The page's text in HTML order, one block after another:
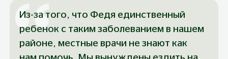
Из-за того, что Федя единственный
ребенок с таким заболеванием в нашем
районе, местные врачи не знают как